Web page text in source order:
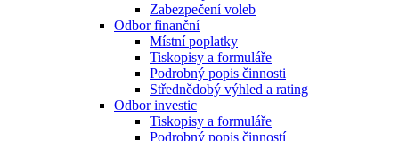
Zabezpečení voleb
Odbor finanční
Místní poplatky
Tiskopisy a formuláře
Podrobný popis činnosti
Střednědobý výhled a rating
Odbor investic
Tiskopisy a formuláře
Podrobný popis činností